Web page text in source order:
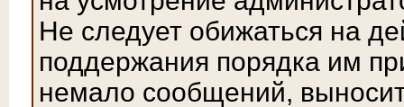
Не следует обижаться на
поддержания порядка им
немало сообщений,